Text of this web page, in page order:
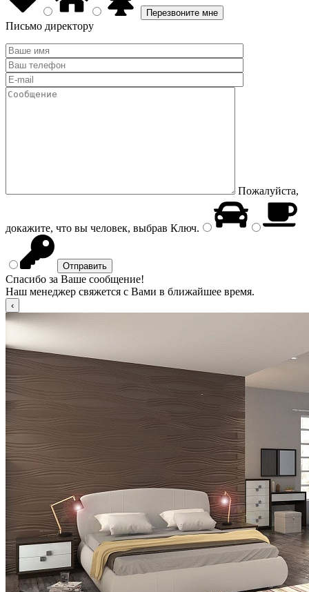
Письмо директору
Пожалуйста,
докажите, что вы человек, выбрав Ключ.
Спасибо за Ваше сообщение!
Наш менеджер свяжется с Вами в ближайшее время.